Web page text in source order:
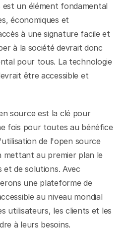
est un élément fondamental
économiques et
à une signature facile et
à la société devrait donc
pour tous. La technologie
être accessible et
source est la clé pour
fois pour toutes au bénéfice
de l'open source
mettant au premier plan le
de solutions. Avec
une plateforme de
au niveau mondial
utilisateurs, les clients et les
à leurs besoins.